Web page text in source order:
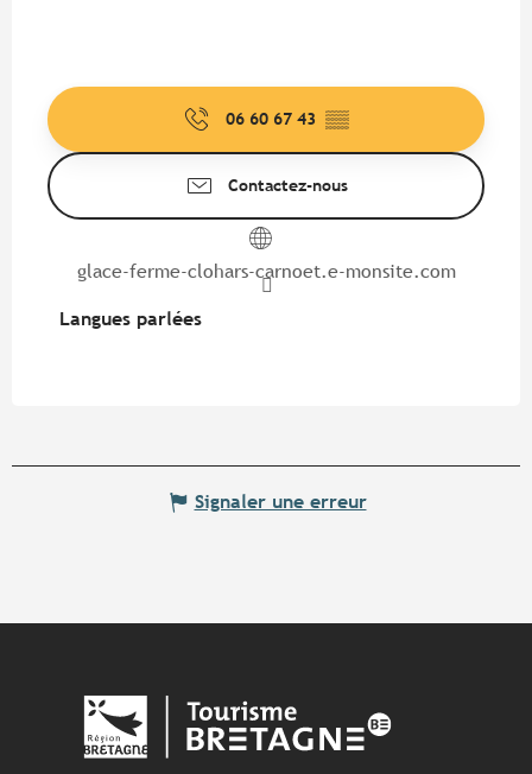
06 60 67 43 ▒▒
Contactez-nous
glace-ferme-clohars-carnoet.e-monsite.com
Langues parlées
Langues parlées
Signaler une erreur